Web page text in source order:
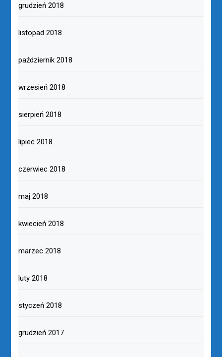
grudzień 2018
listopad 2018
październik 2018
wrzesień 2018
sierpień 2018
lipiec 2018
czerwiec 2018
maj 2018
kwiecień 2018
marzec 2018
luty 2018
styczeń 2018
grudzień 2017